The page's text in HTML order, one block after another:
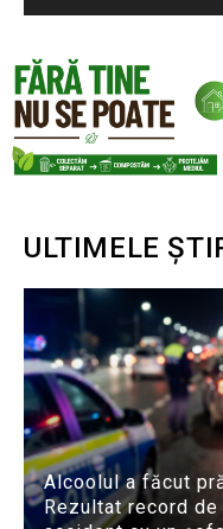
ULTIMELE
Alcoolul a făcut
Rezultat record